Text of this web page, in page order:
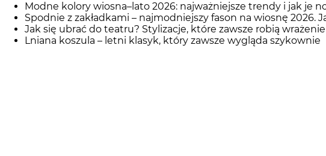
Modne kolory wiosna–lato 2026: najważniejsze trendy i jak je
Spodnie z zakładkami – najmodniejszy fason na wiosnę 2026.
Jak się ubrać do teatru? Stylizacje, które zawsze robią
Lniana koszula – letni klasyk, który zawsze wygląda szykownie